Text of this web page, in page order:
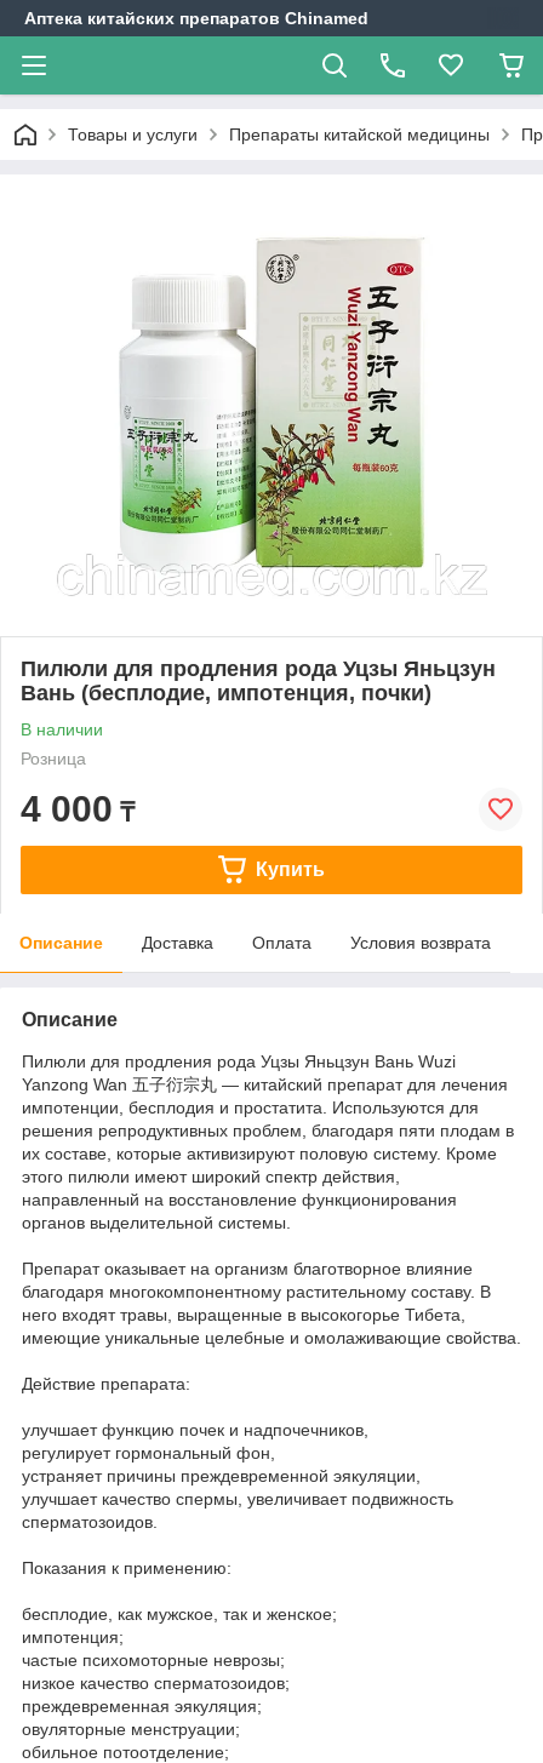
Аптека китайских препаратов Chinamed
Товары и услуги Препараты китайской медицины
Пилюли для продления рода Уцзы Яньцзун
Вань (бесплодие, импотенция, почки)
В наличии
Розница
4 000 ₸
Купить
Описание Доставка Оплата Условия возврата
Описание
Пилюли для продления рода Уцзы Яньцзун Вань Wuzi
Yanzong Wan 五子衍宗丸 — китайский препарат для лечения
импотенции, бесплодия и простатита. Используются для
решения репродуктивных проблем, благодаря пяти плодам в
их составе, которые активизируют половую систему. Кроме
этого пилюли имеют широкий спектр действия,
направленный на восстановление функционирования
органов выделительной системы.
Препарат оказывает на организм благотворное влияние
благодаря многокомпонентному растительному составу. В
него входят травы, выращенные в высокогорье Тибета,
имеющие уникальные целебные и омолаживающие свойства.
Действие препарата:
улучшает функцию почек и надпочечников,
регулирует гормональный фон,
устраняет причины преждевременной эякуляции,
улучшает качество спермы, увеличивает подвижность
сперматозоидов.
Показания к применению:
бесплодие, как мужское, так и женское;
импотенция;
частые психомоторные неврозы;
низкое качество сперматозоидов;
преждевременная эякуляция;
овуляторные менструации;
обильное потоотделение;